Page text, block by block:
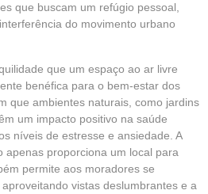
que buscam um refúgio pessoal,
do movimento urbano
que um espaço ao ar livre
benéfica para o bem-estar dos
que ambientes naturais, como jardins
um impacto positivo na saúde
níveis de estresse e ansiedade. A
apenas proporciona um local para
permite aos moradores se
vistas deslumbrantes e a